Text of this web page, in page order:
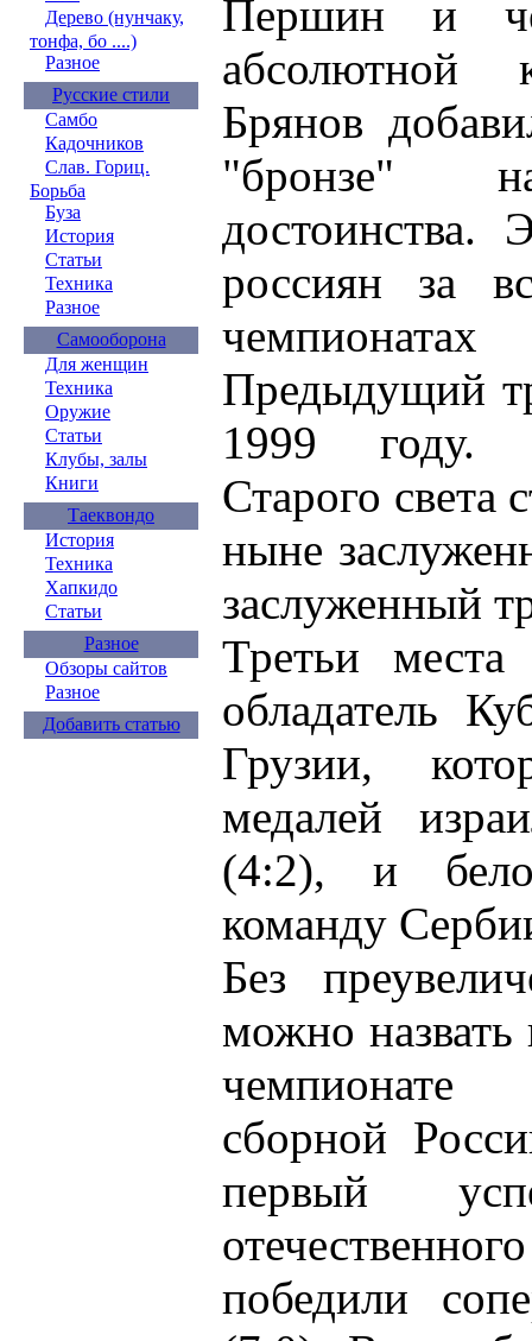
Дерево (нунчаку,
тонфа, бо ....)
Разное
Русские стили
Самбо
Кадочников
Слав. Гориц.
Борьба
Буза
История
Статьи
Техника
Разное
Самооборона
Для женщин
Техника
Оружие
Статьи
Клубы, залы
Книги
Таеквондо
История
Техника
Хапкидо
Статьи
Разное
Обзоры сайтов
Разное
Добавить статью
Першин и
абсолютной
Брянов
"бронзе"
достоинства.
россиян за
Предыдущий
1999 году.
Старого
ныне
заслуженный
Третьи места
обладатель
Грузии,
медалей
(4:2), и
команду
Без
можно
сборной
первый
победили